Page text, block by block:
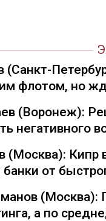
(Санкт-
флотом, но
(Воронеж):
негативного
Кипр
от
а по